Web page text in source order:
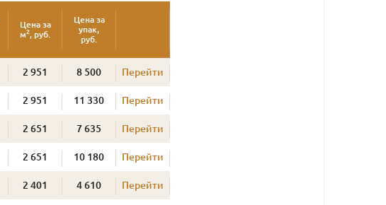
Цена за
м2, руб.
Цена за
упак,
руб.
2 951 8 500 Перейти
2 951 11 330 Перейти
2 651 7 635 Перейти
2 651 10 180 Перейти
2 401 4 610 Перейти